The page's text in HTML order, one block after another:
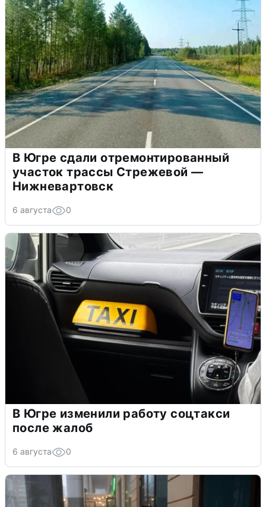
В Югре сдали отремонтированный
участок трассы Стрежевой —
Нижневартовск
6 августа 0
В Югре изменили работу соцтакси
после жалоб
6 августа 0